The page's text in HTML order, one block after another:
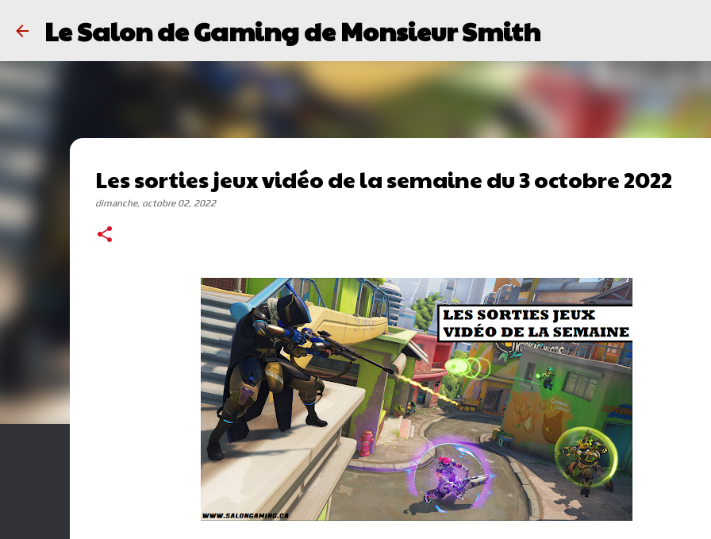
Passer au contenu principal
Le Salon de Gaming de Monsieur Smith
Les sorties jeux vidéo de la semaine du 3 octobre 2022
dimanche, octobre 02, 2022